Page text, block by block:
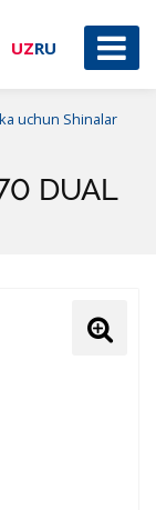
UZRU
uchun Shinalar
DUAL